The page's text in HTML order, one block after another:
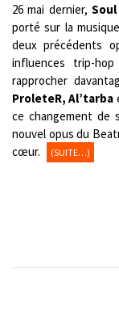
26 mai dernier,
porté sur la
deux précédents
influences trip-
rapprocher
ProleteR, Al’tarba
ce changement de
nouvel opus du
cœur.
(SUITE…)